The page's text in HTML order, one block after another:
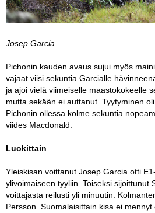
Josep Garcia.
Pichonin kauden avaus sujui myös
vajaat viisi sekuntia Garcialle
ja ajoi vielä viimeiselle maastokokeelle
mutta sekään ei auttanut. Tyytyminen
Pichonin ollessa kolme sekuntia
viides Macdonald.
Luokittain
Yleiskisan voittanut Josep Garcia otti
ylivoimaiseen tyyliin. Toiseksi sijoittunut
voittajasta reilusti yli minuutin.
Persson. Suomalaisittain kisa ei